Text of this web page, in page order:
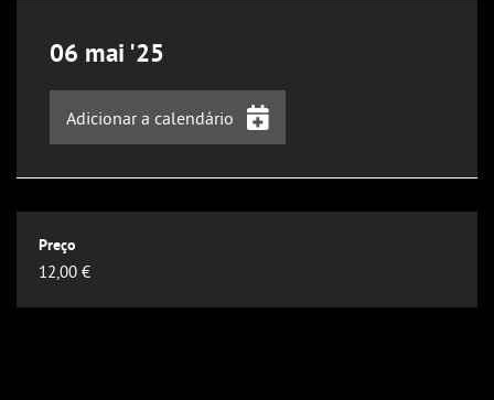
06 mai '25
Adicionar a calendário
Outlook
Outlook Online
Yahoo! Calendar
12,00 €